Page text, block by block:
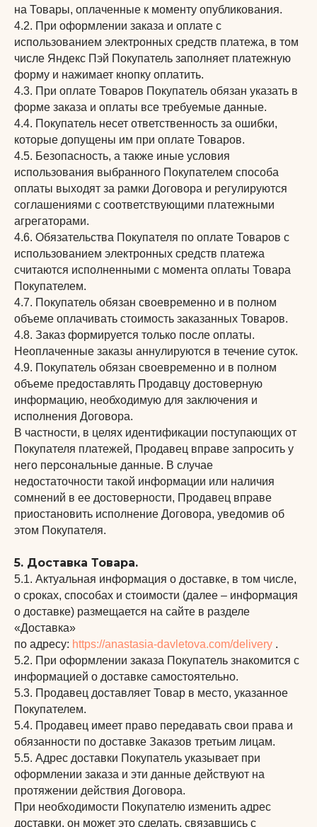
на Товары, оплаченные к моменту опубликования.
4.2. При оформлении заказа и оплате с
использованием электронных средств платежа, в том
числе Яндекс Пэй Покупатель заполняет платежную
форму и нажимает кнопку оплатить.
4.3. При оплате Товаров Покупатель обязан указать в
форме заказа и оплаты все требуемые данные.
4.4. Покупатель несет ответственность за ошибки,
которые допущены им при оплате Товаров.
4.5. Безопасность, а также иные условия
использования выбранного Покупателем способа
оплаты выходят за рамки Договора и регулируются
соглашениями с соответствующими платежными
агрегаторами.
4.6. Обязательства Покупателя по оплате Товаров с
использованием электронных средств платежа
считаются исполненными с момента оплаты Товара
Покупателем.
4.7. Покупатель обязан своевременно и в полном
объеме оплачивать стоимость заказанных Товаров.
4.8. Заказ формируется только после оплаты.
Неоплаченные заказы аннулируются в течение суток.
4.9. Покупатель обязан своевременно и в полном
объеме предоставлять Продавцу достоверную
информацию, необходимую для заключения и
исполнения Договора.
В частности, в целях идентификации поступающих от
Покупателя платежей, Продавец вправе запросить у
него персональные данные. В случае
недостаточности такой информации или наличия
сомнений в ее достоверности, Продавец вправе
приостановить исполнение Договора, уведомив об
этом Покупателя.
5. Доставка Товара.
5.1. Актуальная информация о доставке, в том числе,
о сроках, способах и стоимости (далее – информация
о доставке) размещается на сайте в разделе
«Доставка»
по адресу: https://anastasia-davletova.com/delivery .
5.2. При оформлении заказа Покупатель знакомится с
информацией о доставке самостоятельно.
5.3. Продавец доставляет Товар в место, указанное
Покупателем.
5.4. Продавец имеет право передавать свои права и
обязанности по доставке Заказов третьим лицам.
5.5. Адрес доставки Покупатель указывает при
оформлении заказа и эти данные действуют на
протяжении действия Договора.
При необходимости Покупателю изменить адрес
доставки, он может это сделать, связавшись с